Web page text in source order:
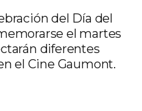
del Día del
el martes
diferentes
el Cine Gaumont.